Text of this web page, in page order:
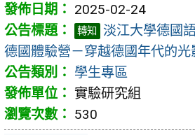
2025-02-24
轉知
淡江大學德國
德國體驗營－穿越德國年代的
學生專區
實驗研究組
530